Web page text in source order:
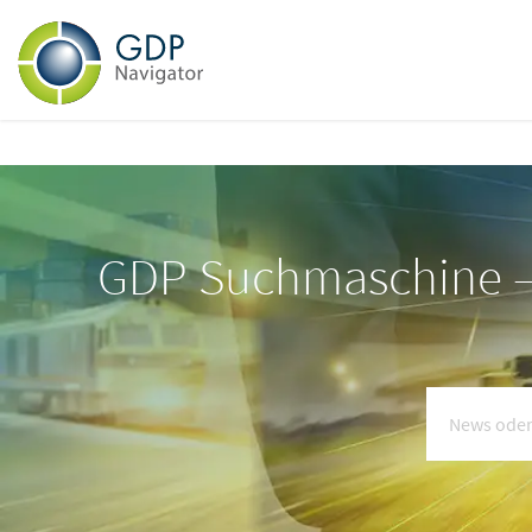
GDP Suchmaschine